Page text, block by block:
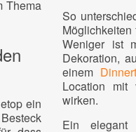
Thema
ein
So
Möglichkeiten
Weniger ist
Dekoration,
einem
Location mit
wirken.
Ein elegant